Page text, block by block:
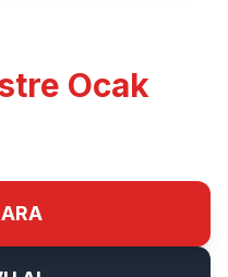
Ocak